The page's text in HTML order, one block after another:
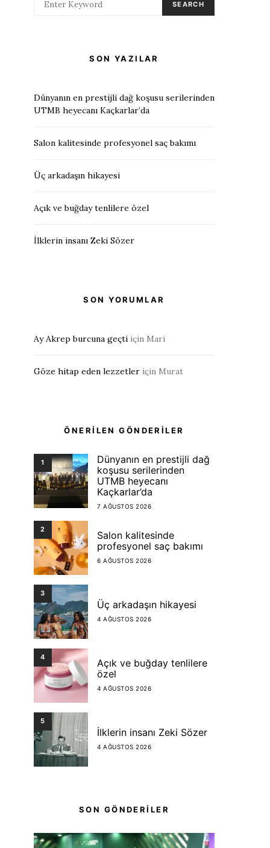
SEARCH
SON YAZILAR
Dünyanın en prestijli dağ koşusu serilerinden
UTMB heyecanı Kaçkarlar’da
Salon kalitesinde profesyonel saç bakımı
Üç arkadaşın hikayesi
Açık ve buğday tenlilere özel
İlklerin insanı Zeki Sözer
SON YORUMLAR
Ay Akrep burcuna geçti için Mari
Göze hitap eden lezzetler için Murat
ÖNERİLEN GÖNDERİLER
1
Dünyanın en prestijli dağ
koşusu serilerinden
UTMB heyecanı
Kaçkarlar’da
7 AĞUSTOS 2026
2
Salon kalitesinde
profesyonel saç bakımı
6 AĞUSTOS 2026
3
Üç arkadaşın hikayesi
4 AĞUSTOS 2026
4
Açık ve buğday tenlilere
özel
4 AĞUSTOS 2026
5
İlklerin insanı Zeki Sözer
4 AĞUSTOS 2026
SON GÖNDERİLER